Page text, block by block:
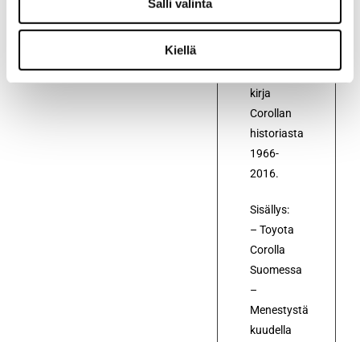
Salli valinta
Kiellä
Kuvaus
sivuinen
kirja
Corollan
historiasta
1966-
2016.
Sisällys:
– Toyota
Corolla
Suomessa
–
Menestystä
kuudella